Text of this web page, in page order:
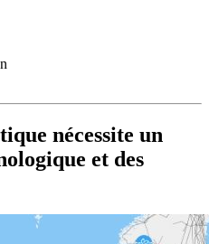
nécessite un
et des